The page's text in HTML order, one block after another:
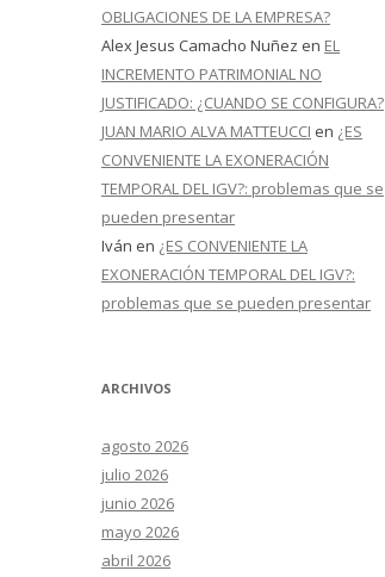
OBLIGACIONES DE LA EMPRESA?
Alex Jesus Camacho Nuñez en EL
INCREMENTO PATRIMONIAL NO
JUSTIFICADO: ¿CUANDO SE CONFIGURA?
JUAN MARIO ALVA MATTEUCCI en ¿ES
CONVENIENTE LA EXONERACIÓN
TEMPORAL DEL IGV?: problemas que se
pueden presentar
Iván en ¿ES CONVENIENTE LA
EXONERACIÓN TEMPORAL DEL IGV?:
problemas que se pueden presentar
ARCHIVOS
agosto 2026
julio 2026
junio 2026
mayo 2026
abril 2026